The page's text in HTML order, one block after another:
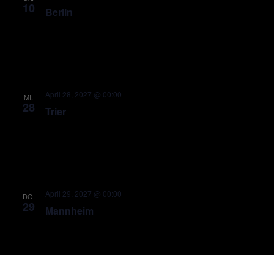
10 Berlin
MI.
28 Trier
April 28, 2027 @ 00:00
DO.
29 Mannheim
April 29, 2027 @ 00:00